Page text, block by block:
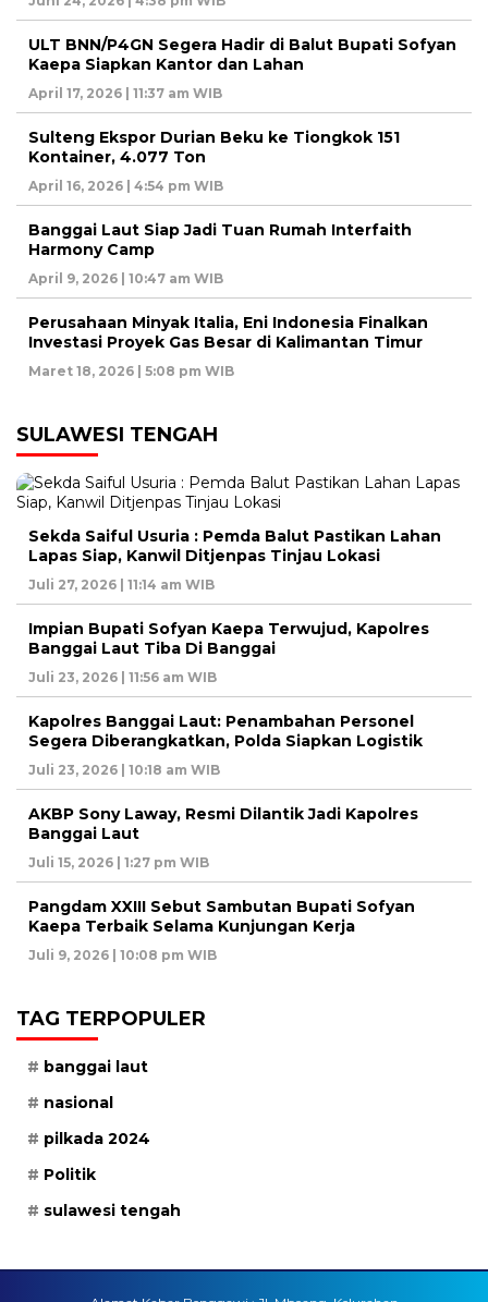
ULT BNN/P4GN Segera Hadir di Balut Bupati Sofyan
Kaepa Siapkan Kantor dan Lahan
April 17, 2026 | 11:37 am WIB
Sulteng Ekspor Durian Beku ke Tiongkok 151
Kontainer, 4.077 Ton
April 16, 2026 | 4:54 pm WIB
Banggai Laut Siap Jadi Tuan Rumah Interfaith
Harmony Camp
April 9, 2026 | 10:47 am WIB
Perusahaan Minyak Italia, Eni Indonesia Finalkan
Investasi Proyek Gas Besar di Kalimantan Timur
Maret 18, 2026 | 5:08 pm WIB
SULAWESI TENGAH
Sekda Saiful Usuria : Pemda Balut Pastikan Lahan
Lapas Siap, Kanwil Ditjenpas Tinjau Lokasi
Juli 27, 2026 | 11:14 am WIB
Impian Bupati Sofyan Kaepa Terwujud, Kapolres
Banggai Laut Tiba Di Banggai
Juli 23, 2026 | 11:56 am WIB
Kapolres Banggai Laut: Penambahan Personel
Segera Diberangkatkan, Polda Siapkan Logistik
Juli 23, 2026 | 10:18 am WIB
AKBP Sony Laway, Resmi Dilantik Jadi Kapolres
Banggai Laut
Juli 15, 2026 | 1:27 pm WIB
Pangdam XXIII Sebut Sambutan Bupati Sofyan
Kaepa Terbaik Selama Kunjungan Kerja
Juli 9, 2026 | 10:08 pm WIB
TAG TERPOPULER
banggai laut
nasional
pilkada 2024
Politik
sulawesi tengah